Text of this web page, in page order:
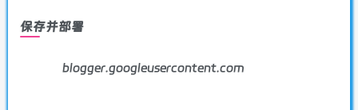
保存并部署
blogger.googleusercontent.com